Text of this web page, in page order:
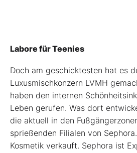
Labore für Teenies
Doch am geschicktesten hat es
Luxusmischkonzern LVMH
haben den internen
Leben gerufen. Was dort
die aktuell in den
sprießenden Filialen von
Kosmetik verkauft. Sephora ist